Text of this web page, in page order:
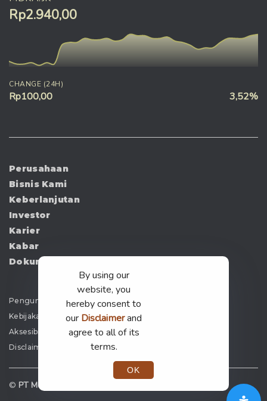
Rp2.940,00
CHANGE (24H)
Rp100,00 3,52%
Perusahaan
Bisnis Kami
Keberlanjutan
Investor
Karier
Kabar
Dokumen
Pengumuman
Kebijakan Privasi
Aksesibilitas
Disclaimer
© PT Merdeka Copper Gold Tbk —
By using our
website, you
hereby consent to
our Disclaimerand
agree to all of its
terms.
OK